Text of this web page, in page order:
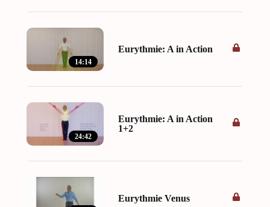
14:14
Eurythmie: A in Action
24:42
Eurythmie: A in Action
1+2
Eurythmie Venus